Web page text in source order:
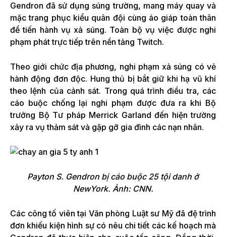
Gendron đã sử dụng súng trường, mang máy quay và
mặc trang phục kiểu quân đội cùng áo giáp toàn thân
để tiến hành vụ xả súng. Toàn bộ vụ việc được nghi
phạm phát trực tiếp trên nền tảng Twitch.
Theo giới chức địa phương, nghi phạm xả súng có vẻ
hành động đơn độc. Hung thủ bị bắt giữ khi hạ vũ khí
theo lệnh của cảnh sát. Trong quá trình điều tra, các
cáo buộc chống lại nghi phạm được đưa ra khi Bộ
trưởng Bộ Tư pháp Merrick Garland đến hiện trường
xảy ra vụ thảm sát và gặp gỡ gia đình các nạn nhân.
Payton S. Gendron bị cáo buộc 25 tội danh ở
NewYork. Ảnh: CNN.
Các công tố viên tại Văn phòng Luật sư Mỹ đã đệ trình
đơn khiếu kiện hình sự có nêu chi tiết các kế hoạch mà